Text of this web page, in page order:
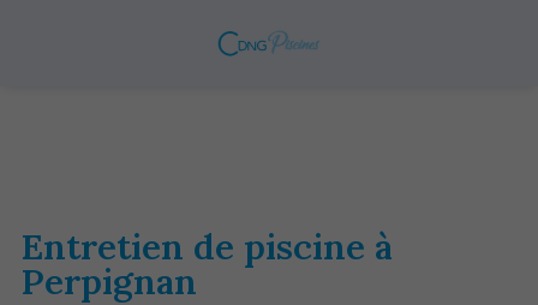
Entretien de piscine à
Perpignan